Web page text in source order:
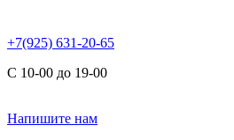
+7(925) 631-20-65
С 10-00 до 19-00
Напишите нам